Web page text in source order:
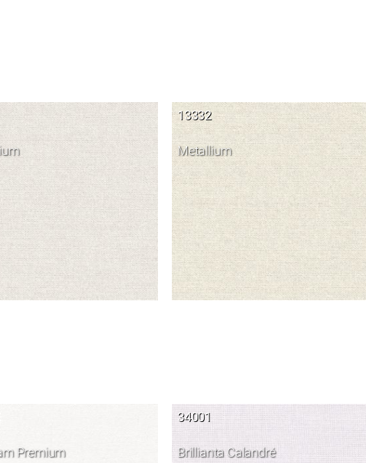
13332
Metallium
Premium
34001
Brillianta Calandré